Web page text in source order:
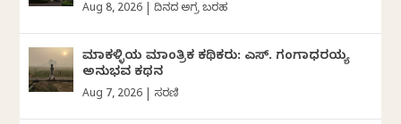
Aug 8, 2026 |ದಿನದ ಅಗ್ರ ಬರಹ
ಮಾಕಳ್ಳಿಯ ಮಾಂತ್ರಿಕ ಕಥಿಕರು: ಎಸ್. ಗಂಗಾಧರಯ್ಯ
ಅನುಭವ ಕಥನ
Aug 7, 2026 ಸರಣಿ